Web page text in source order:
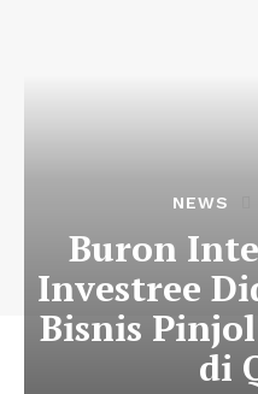
NEWS
Buron
Investree
Bisnis Pinjol
di